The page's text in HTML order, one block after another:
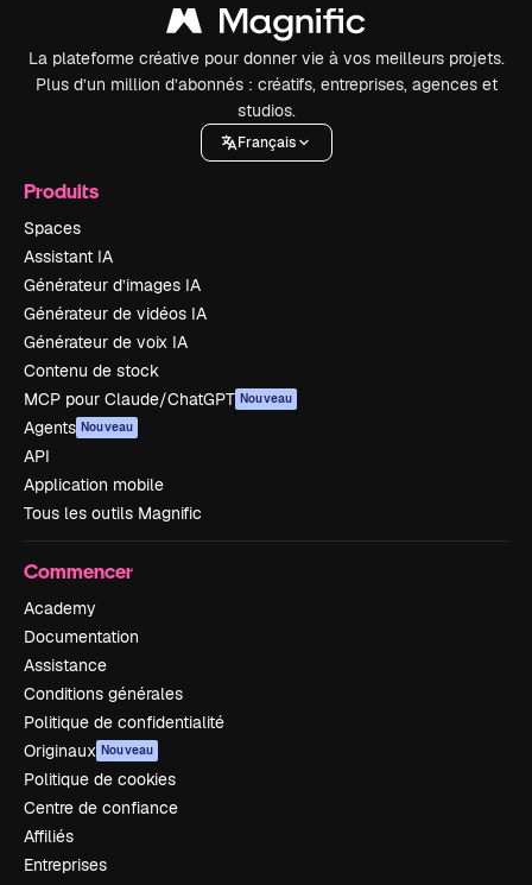
La plateforme créative pour donner vie à vos meilleurs projets.
Plus d’un million d’abonnés : créatifs, entreprises, agences et
studios.
Français
Produits
Spaces
Assistant IA
Générateur d’images IA
Générateur de vidéos IA
Générateur de voix IA
Contenu de stock
MCP pour Claude/ChatGPT Nouveau
Agents Nouveau
API
Application mobile
Tous les outils Magnific
Commencer
Academy
Documentation
Assistance
Conditions générales
Politique de confidentialité
Originaux Nouveau
Politique de cookies
Centre de confiance
Affiliés
Entreprises